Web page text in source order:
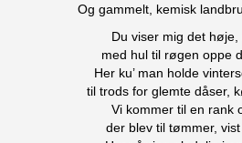
Og gammelt, kemisk
Du viser mig det høje,
med hul til røgen oppe
Her ku’ man holde
til trods for glemte dåser,
Vi kommer til en rank
der blev til tømmer,